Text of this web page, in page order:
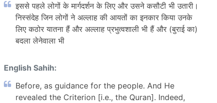
इससे पहले लोगों के मार्गदर्शन के लिए और उसने कसौटी भी उतारी।
निस्संदेह जिन लोगों ने अल्लाह की आयतों का इनकार किया उनके
लिए कठोर यातना हैं और अल्लाह प्रभुत्वशाली भी हैं और (बुराई का)
बदला लेनेवाला भी
English Sahih:
Before, as guidance for the people. And He
revealed the Criterion [i.e., the Quran]. Indeed,